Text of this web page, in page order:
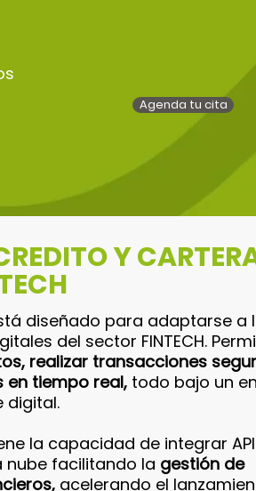
Agenda tu cita
Y
diseñado para adaptarse a
del sector FINTECH.
realizar transacciones
tiempo real, todo bajo un
digital.
la capacidad de integrar
nube facilitando la gestión de
acelerando el